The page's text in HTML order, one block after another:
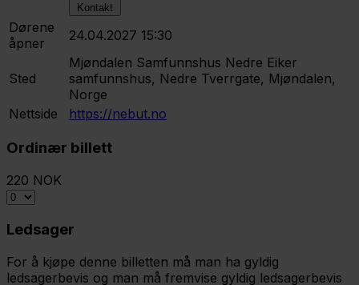
Kontakt
Dørene
åpner
24.04.2027 15:30
Sted
Mjøndalen Samfunnshus Nedre Eiker
samfunnshus, Nedre Tverrgate, Mjøndalen,
Norge
Nettside
https://nebut.no
Ordinær billett
220 NOK
Ledsager
For å kjøpe denne billetten må man ha gyldig
ledsagerbevis og man må fremvise gyldig ledsagerbevis